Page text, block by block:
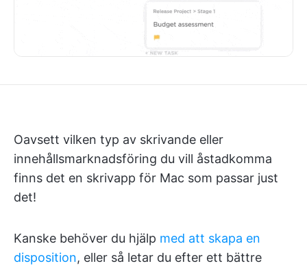
Oavsett vilken typ av skrivande eller
innehållsmarknadsföring du vill åstadkomma
finns det en skrivapp för Mac som passar just
det!
Kanske behöver du hjälp med att skapa en
disposition, eller så letar du efter ett bättre